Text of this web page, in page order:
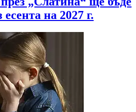
на 2027 г.